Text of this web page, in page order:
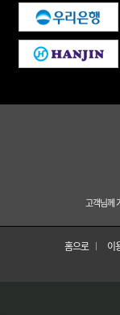
고객님께
홈으로 이